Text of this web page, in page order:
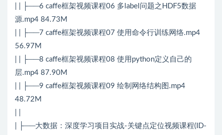
| | ├──6 caffe框架视频课程06 多label问题之HDF5数据
源.mp4 84.73M
| | ├──7 caffe框架视频课程07 使用命令行训练网络.mp4
56.97M
| | ├──8 caffe框架视频课程08 使用python定义自己的
层.mp4 87.90M
| | ├──9 caffe框架视频课程09 绘制网络结构图.mp4
48.72M
| ├──大数据：深度学习项目实战-关键点定位视频课程(ID-